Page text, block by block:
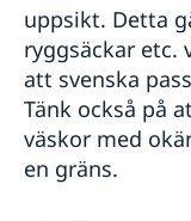
uppsikt. Detta
ryggsäckar etc.
att svenska
Tänk också på
väskor med
en gräns.